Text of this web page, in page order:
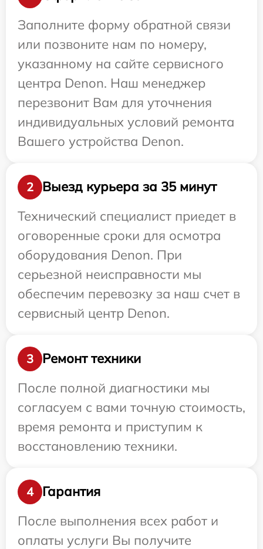
Заполните форму обратной связи
или позвоните нам по номеру,
указанному на сайте сервисного
центра Denon. Наш менеджер
перезвонит Вам для уточнения
индивидуальных условий ремонта
Вашего устройства Denon.
2
Выезд курьера за 35 минут
Технический специалист приедет в
оговоренные сроки для осмотра
оборудования Denon. При
серьезной неисправности мы
обеспечим перевозку за наш счет в
сервисный центр Denon.
3
Ремонт техники
После полной диагностики мы
согласуем с вами точную стоимость,
время ремонта и приступим к
восстановлению техники.
4
Гарантия
После выполнения всех работ и
оплаты услуги Вы получите